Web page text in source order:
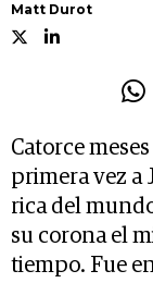
Matt Durot
Catorce
primera vez a
rica del
su corona el
tiempo. Fue